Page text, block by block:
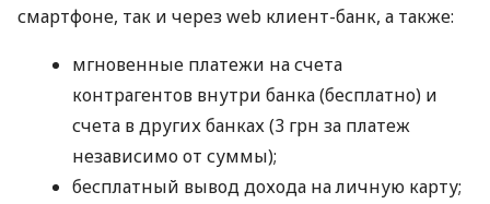
смартфоне, так и через web клиент-банк, а также:
мгновенные платежи на счета
контрагентов внутри банка (бесплатно) и
счета в других банках (3 грн за платеж
независимо от суммы);
бесплатный вывод дохода на личную карту;